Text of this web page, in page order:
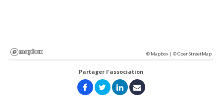
© Mapbox |© OpenStreetMap
Partager l'association